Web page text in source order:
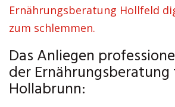
Ernährungsberatung Hollfeld
zum schlemmen.
Das Anliegen
der
Hollabrunn: